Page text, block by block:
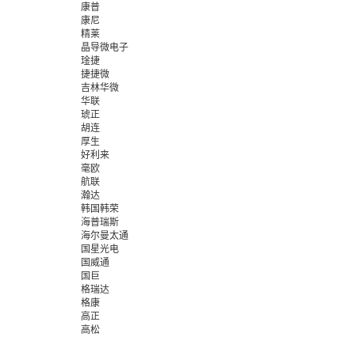
康普
康尼
精莱
晶导微电子
琻捷
捷捷微
吉林华微
华联
琥正
胡连
厚生
好利来
毫欧
航联
瀚达
韩国韩荣
海普瑞斯
海尔曼太通
国星光电
国威通
国巨
格瑞达
格康
高正
高松